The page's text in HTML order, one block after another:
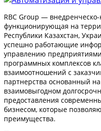
RBC Group —
функционирующая на
Республики Казахстан,
успешно работающие
управлению
программных комплексов
взаимоотношений с
партнерства основанный
взаимовыгодном
предоставления
бизнесом, которые
преимущества.